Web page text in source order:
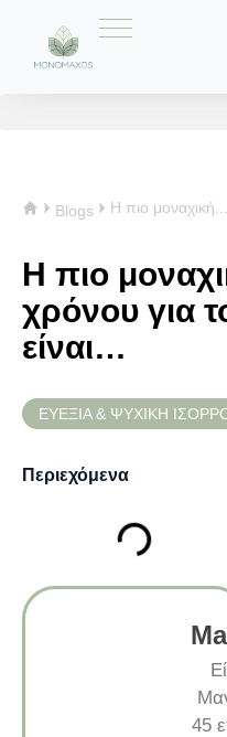
Blogs Η πιο μοναχική...
Η πιο
χρόνου για
είναι…
ΕΥΕΞΙΑ & ΨΥΧΙΚΗ
Περιεχόμενα
45